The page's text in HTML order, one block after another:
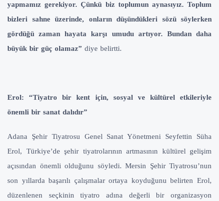
yapmamız gerekiyor. Çünkü biz toplumun aynasıyız. Toplum
bizleri sahne üzerinde, onların düşündükleri sözü söylerken
gördüğü zaman hayata karşı umudu artıyor. Bundan daha
büyük bir güç olamaz” diye belirtti.
Erol: “Tiyatro bir kent için, sosyal ve kültürel etkileriyle
önemli bir sanat dalıdır”
Adana Şehir Tiyatrosu Genel Sanat Yönetmeni Seyfettin Süha
Erol, Türkiye’de şehir tiyatrolarının artmasının kültürel gelişim
açısından önemli olduğunu söyledi. Mersin Şehir Tiyatrosu’nun
son yıllarda başarılı çalışmalar ortaya koyduğunu belirten Erol,
düzenlenen seçkinin tiyatro adına değerli bir organizasyon